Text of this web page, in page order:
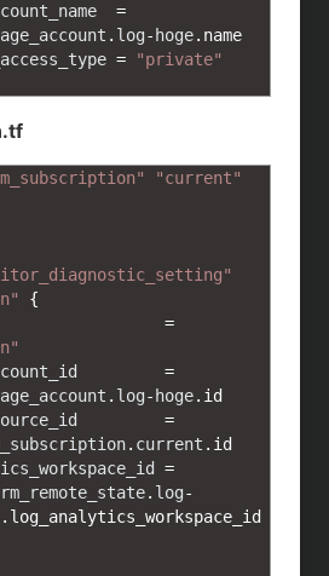
=
. log- hoge. name
=
"private"
"current"
{
=
=
. log- hoge. id
=
. current . id
=
. log-
. log_analytics_workspace_id